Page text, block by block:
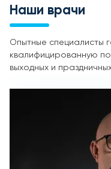
Наши врачи
Опытные специалисты
квалифицированную
выходных и